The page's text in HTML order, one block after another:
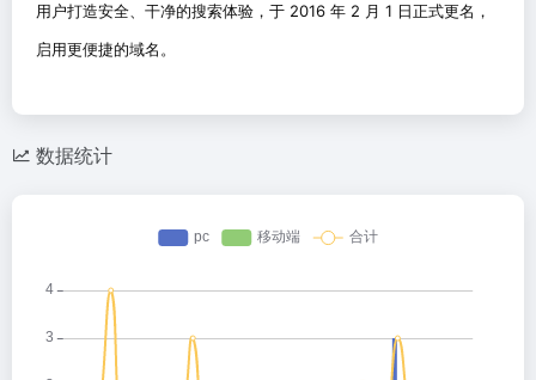
用户打造安全、干净的搜索体验，于 2016 年 2 月 1 日正式更名，
启用更便捷的域名。
数据统计